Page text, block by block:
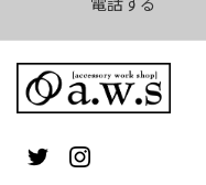
電話する